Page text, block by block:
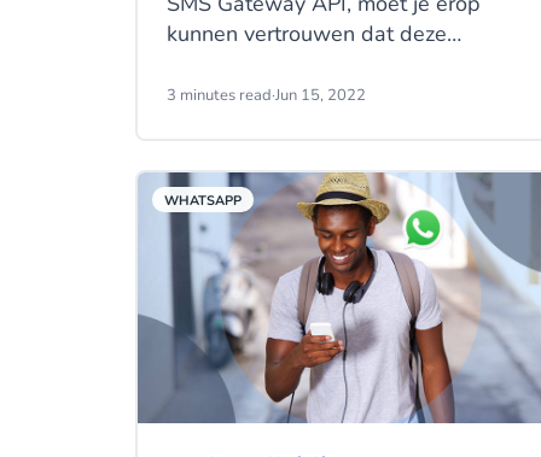
kunnen vertrouwen dat deze
tijdig aflevert. Verstuur je
een belangrijke rol in je keuze voor
een provider. Wat betekent 24/7
monitoring en databescherming van
CM.com voor jou en je bedrijf?
3 minutes read·Jun 15, 2022
WHATSAPP